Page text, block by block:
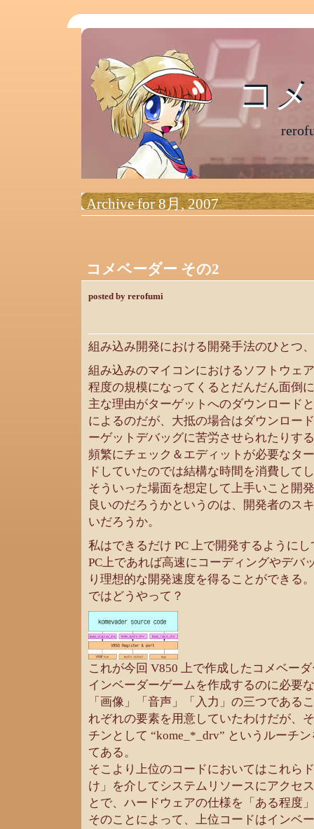
コ
コ
Archive for 8月, 2007
コメベーダー その2
posted by rerofumi
組み込み開発における開発手法のひとつ
組み込みのマイコンにおけるソフトウェ
程度の規模になってくるとだんだん面倒
主な理由がターゲットへのダウンロード
によるのだが、大抵の場合はダウンロー
ーゲットデバッグに苦労させられたりす
頻繁にチェック＆エディットが必要なタ
ドしていたのでは結構な時間を消費して
そういった場面を想定して上手いこと開
良いのだろうかというのは、開発者のス
いだろうか。
私はできるだけ PC 上で開発するように
PC上であれば高速にコーディングやデバ
り理想的な開発速度を得ることができる。
ではどうやって？
これが今回 V850 上で作成したコメベー
インベーダーゲームを作成するのに必要
「画像」「音声」「入力」の三つである
れぞれの要素を用意していたわけだが、
チンとして “kome_*_drv” というルーチ
てある。
そこより上位のコードにおいてはこれら
け」を介してシステムリソースにアクセ
とで、ハードウェアの仕様を「ある程度
そのことによって、上位コードはインベ